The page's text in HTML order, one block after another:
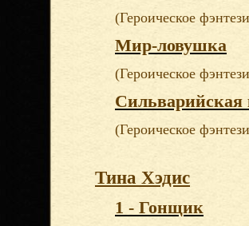
(Героическое
Мир-ловушка
(Героическое
Сильварийская
(Героическое
Тина Хэдис
1 - Гонщик